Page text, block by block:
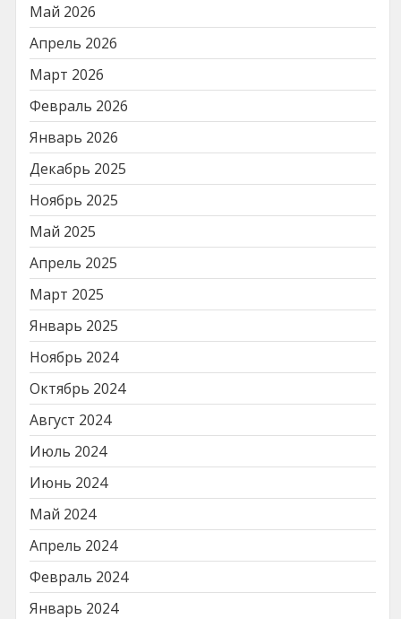
Май 2026
Апрель 2026
Март 2026
Февраль 2026
Январь 2026
Декабрь 2025
Ноябрь 2025
Май 2025
Апрель 2025
Март 2025
Январь 2025
Ноябрь 2024
Октябрь 2024
Август 2024
Июль 2024
Июнь 2024
Май 2024
Апрель 2024
Февраль 2024
Январь 2024